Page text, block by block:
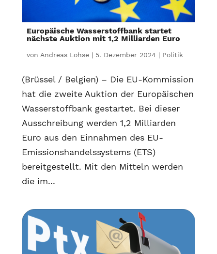
Europäische Wasserstoffbank startet
nächste Auktion mit 1,2 Milliarden Euro
von Andreas Lohse| 5. Dezember 2024 | Politik
(Brüssel / Belgien) – Die EU-Kommission
hat die zweite Auktion der Europäischen
Wasserstoffbank gestartet. Bei dieser
Ausschreibung werden 1,2 Milliarden
Euro aus den Einnahmen des EU-
Emissionshandelssystems (ETS)
bereitgestellt. Mit den Mitteln werden
die im...